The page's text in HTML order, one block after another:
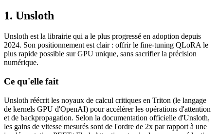
1. Unsloth
Unsloth est la librairie qui a le plus progressé en adoption depuis
2024. Son positionnement est clair : offrir le fine-tuning QLoRA le
plus rapide possible sur GPU unique, sans sacrifier la précision
numérique.
Ce qu'elle fait
Unsloth réécrit les noyaux de calcul critiques en Triton (le langage
de kernels GPU d'OpenAI) pour accélérer les opérations d'attention
et de backpropagation. Selon la documentation officielle d'Unsloth,
les gains de vitesse mesurés sont de l'ordre de 2x par rapport à une